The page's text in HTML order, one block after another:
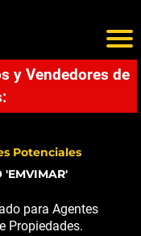
y Vendedores de
Potenciales
'EMVIMAR'
para Agentes
Propiedades.